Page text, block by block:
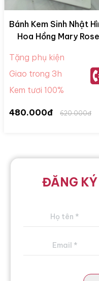
Bánh Kem Sinh Nhật
Hoa Hồng Mary Rose
Tặng phụ kiện
Giao trong 3h
Kem tươi 100%
480.000đ 620.000đ
ĐĂNG